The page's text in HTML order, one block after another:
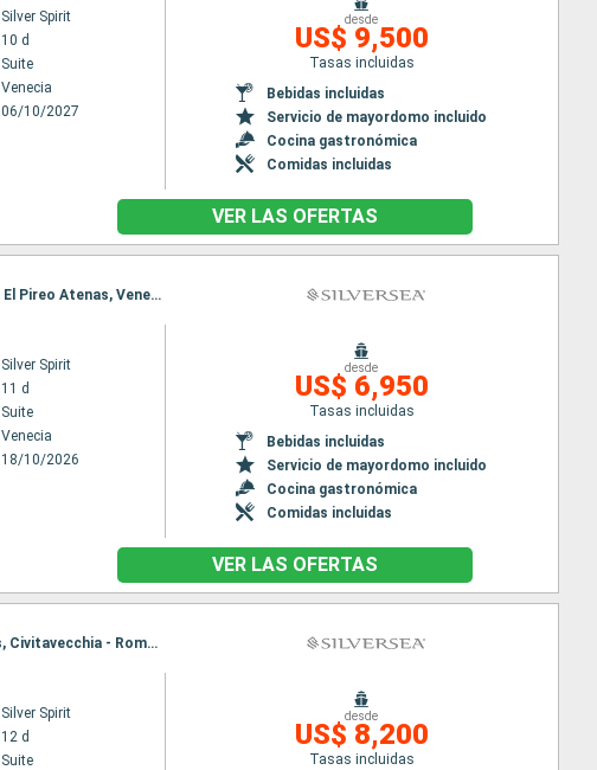
Silver Spirit
10 d
Suite
Venecia
06/10/2027
desde
US$ 9,500
Tasas incluidas
Bebidas incluidas
Servicio de mayordomo incluido
Cocina gastronómica
Comidas incluidas
VER LAS OFERTAS
Itinerario : Venecia, Koper, Rijeka, Dubrovnik, Bari, Corfú, Katakolon, Githion, souda Bay, El Pireo Atenas, Venecia, Koper, Rijeka, Dubrovnik, Bari, Corfú, Katakolon, Githion, souda Bay, El Pireo Atenas
Silver Spirit
11 d
Suite
Venecia
18/10/2026
desde
US$ 6,950
Tasas incluidas
Bebidas incluidas
Servicio de mayordomo incluido
Cocina gastronómica
Comidas incluidas
VER LAS OFERTAS
Itinerario : Venecia, Trieste, Ravenna, Spetses, Dubrovnik, Bari, Trapani, Tunez, Nápoles, Civitavecchia - Roma, Venecia, Trieste, Ravenna, Spetses, Dubrovnik, Bari, Trapani, Tunez, Nápoles, Civitavecchia - Roma
Silver Spirit
12 d
Suite
desde
US$ 8,200
Tasas incluidas